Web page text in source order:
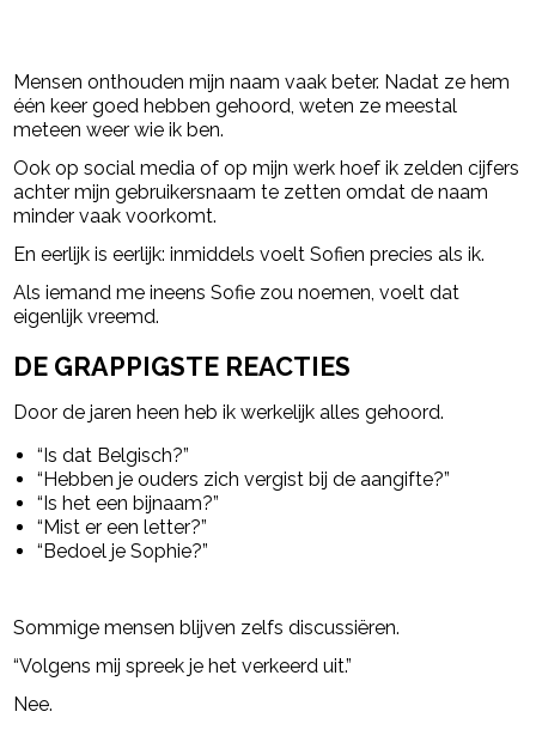
Mensen onthouden mijn naam vaak beter. Nadat ze hem
één keer goed hebben gehoord, weten ze meestal
meteen weer wie ik ben.
Ook op social media of op mijn werk hoef ik zelden cijfers
achter mijn gebruikersnaam te zetten omdat de naam
minder vaak voorkomt.
En eerlijk is eerlijk: inmiddels voelt Sofien precies als ik.
Als iemand me ineens Sofie zou noemen, voelt dat
eigenlijk vreemd.
DE GRAPPIGSTE REACTIES
Door de jaren heen heb ik werkelijk alles gehoord.
“Is dat Belgisch?”
“Hebben je ouders zich vergist bij de aangifte?”
“Is het een bijnaam?”
“Mist er een letter?”
“Bedoel je Sophie?”
Sommige mensen blijven zelfs discussiëren.
“Volgens mij spreek je het verkeerd uit.”
Nee.